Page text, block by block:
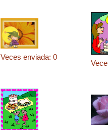
Veces enviada: 0